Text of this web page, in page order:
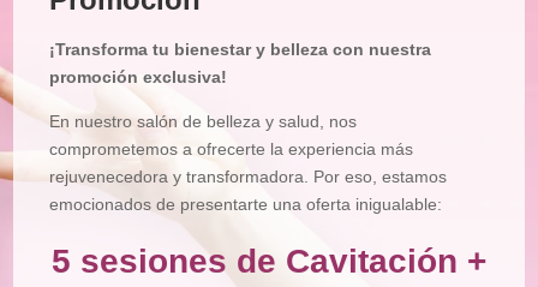
Tratamiento
Depilación
Manicura
y
Pedicura
Maquillajes
Micropigmentación
¡Transforma tu bienestar y belleza con nuestra
promoción exclusiva!
En nuestro salón de belleza y salud, nos
comprometemos a ofrecerte la experiencia más
rejuvenecedora y transformadora. Por eso, estamos
emocionados de presentarte una oferta inigualable:
5 sesiones de Cavitación +